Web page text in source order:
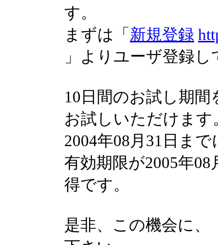
す。
まずは「 新規登録
」よりユーザ登録
10日間のお試し期
お試しいただけます
2004年08月31日ま
有効期限が2005年
得です。
是非、この機会に、